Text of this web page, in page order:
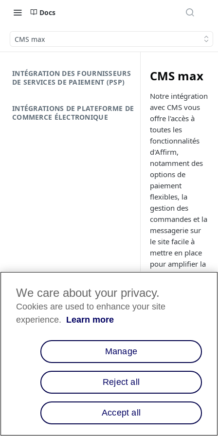
Docs
CMS max
INTÉGRATION DES FOURNISSEURS
DE SERVICES DE PAIEMENT (PSP)
INTÉGRATIONS DE PLATEFORME DE
COMMERCE ÉLECTRONIQUE
CMS max
Notre intégration
avec CMS vous
offre l'accès à
toutes les
fonctionnalités
d'Affirm,
notamment des
options de
paiement
flexibles, la
gestion des
commandes et la
messagerie sur
le site facile à
mettre en place
pour amplifier la
sensibilisation et
des pays
Liste des pays
We care about your privacy.
Cookies are used to enhance your site
experience. Learn more
Manage
Reject all
Accept all